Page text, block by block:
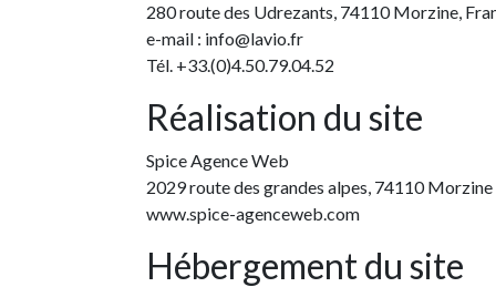
280 route des Udrezants, 74110 Morzine,
e-mail : info@lavio.fr
Tél. +33.(0)4.50.79.04.52
Réalisation du site
Spice Agence Web
2029 route des grandes alpes, 74110 Morzine
www.spice-agenceweb.com
Hébergement du site